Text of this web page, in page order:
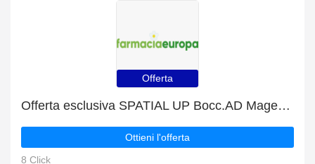
Offerta
Offerta esclusiva SPATIAL UP Bocc.AD Magenta, solo questo mese
Ottieni l'offerta
8 Click